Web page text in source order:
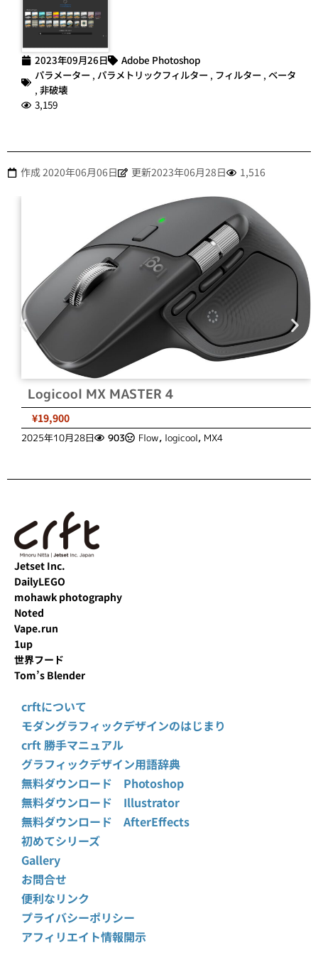
2023年09月26日
Adobe Photoshop
パラメーター , パラメトリックフィルター , フィルター , ベータ
, 非破壊
3,159
作成2020年06月06日 更新2023年06月28日 1,516
Logicool MX MASTER 4
¥19,900
2025年10月28日 903 Flow, logicool, MX4
Jetset Inc.
DailyLEGO
mohawk photography
Noted
Vape.run
1up
世界フード
Tom’s Blender
crftについて
モダングラフィックデザインのはじまり
crft 勝手マニュアル
グラフィックデザイン用語辞典
無料ダウンロード Photoshop
無料ダウンロード Illustrator
無料ダウンロード AfterEffects
初めてシリーズ
Gallery
お問合せ
便利なリンク
プライバシーポリシー
アフィリエイト情報開示